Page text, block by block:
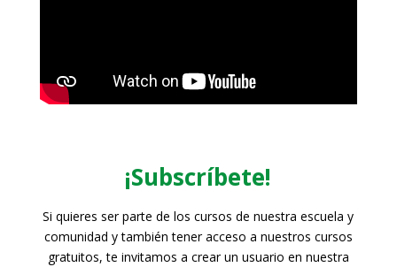
¡Subscríbete!
Si quieres ser parte de los cursos de nuestra escuela y
comunidad y también tener acceso a nuestros cursos
gratuitos, te invitamos a crear un usuario en nuestra